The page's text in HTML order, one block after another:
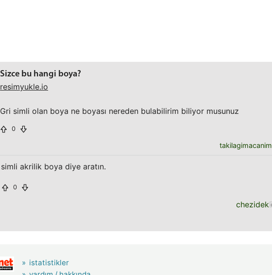
Sizce bu hangi boya?
resimyukle.io
Gri simli olan boya ne boyası nereden bulabilirim biliyor musunuz
0
takilagimacanim
simli akrilik boya diye aratın.
0
chezidek
istatistikler
yardım / hakkında